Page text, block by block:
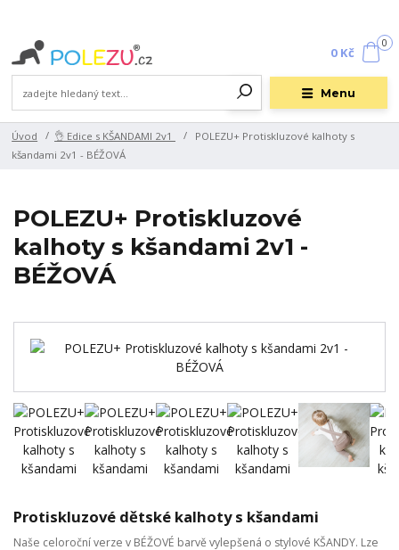
Menu
0
0 Kč
Úvod 👌 Edice s KŠANDAMI 2v1
POLEZU+ Protiskluzové kalhoty s
kšandami 2v1 - BÉŽOVÁ
POLEZU+ Protiskluzové
kalhoty s kšandami 2v1 -
BÉŽOVÁ
Protiskluzové dětské kalhoty s kšandami
Naše celoroční verze v BÉŽOVÉ barvě vylepšená o stylové KŠANDY. Lze